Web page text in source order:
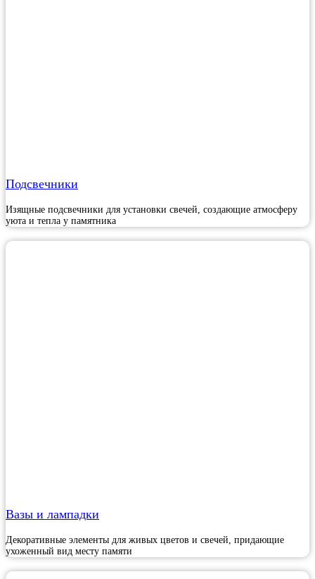
Подсвечники
Изящные подсвечники для установки свечей, создающие атмосферу
уюта и тепла у памятника
Вазы и лампадки
Декоративные элементы для живых цветов и свечей, придающие
ухоженный вид месту памяти